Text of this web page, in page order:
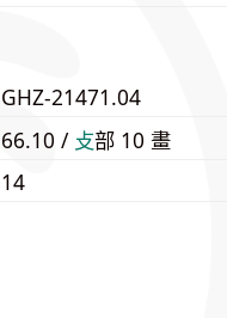
GHZ-21471.04
66.10 / ⽁部 10 畫
14